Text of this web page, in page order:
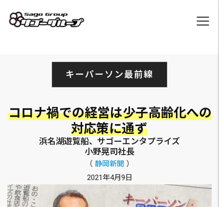
キーパーソン最前線
コロナ禍での経営は少子高齢化への
対応策に通ず
浜名湖遊覧船、サゴーエンタプライズ
小野晃司社長
（ 静岡新聞 ）
2021年4月9日